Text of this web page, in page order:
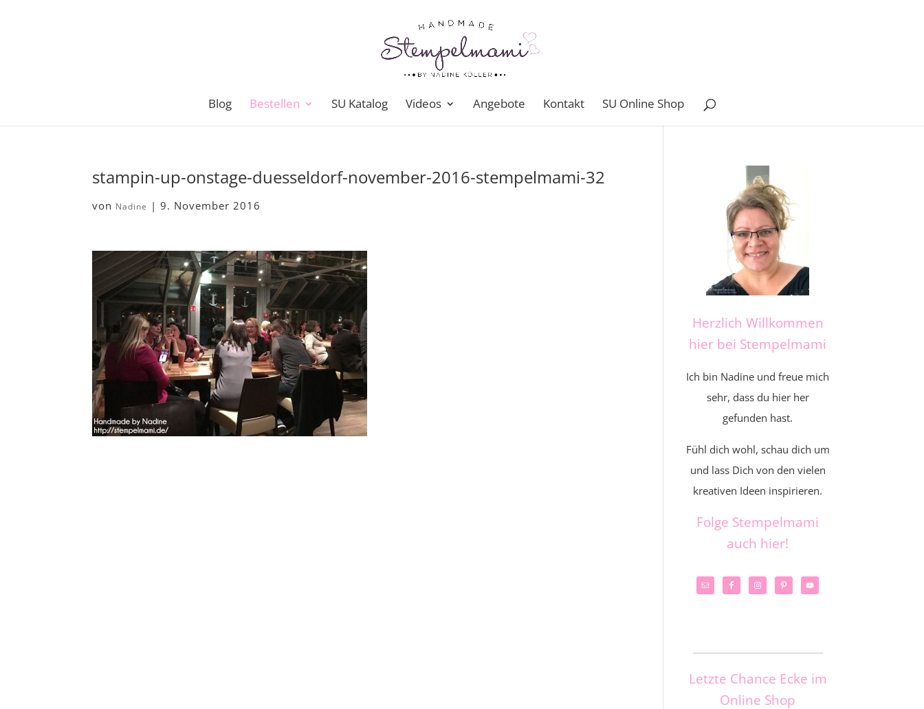
Blog Bestellen SU Katalog Videos Angebote Kontakt SU Online Shop
stampin-up-onstage-duesseldorf-november-2016-stempelmami-32
von Nadine |9. November 2016
Herzlich Willkommen
hier bei Stempelmami
Ich bin Nadine und freue mich
sehr, dass du hier her
gefunden hast.
Fühl dich wohl, schau dich um
und lass Dich von den vielen
kreativen Ideen inspirieren.
Folge Stempelmami
auch hier!
Letzte Chance Ecke im
Online Shop